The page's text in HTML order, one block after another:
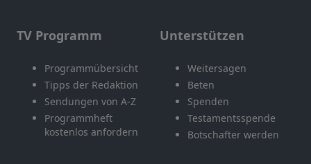
TV Programm
Programmübersicht
Tipps der Redaktion
Sendungen von A-Z
Programmheft
kostenlos anfordern
Unterstützen
Weitersagen
Beten
Spenden
Testamentsspende
Botschafter werden